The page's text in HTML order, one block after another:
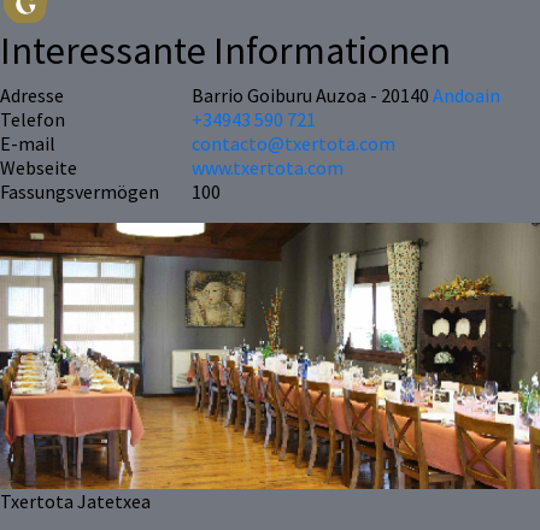
Interessante Informationen
Adresse Barrio Goiburu Auzoa - 20140Andoain
Telefon
+34943 590 721
E-mail
contacto@txertota.com
Webseite
www.txertota.com
Fassungsvermögen
100
Txertota Jatetxea